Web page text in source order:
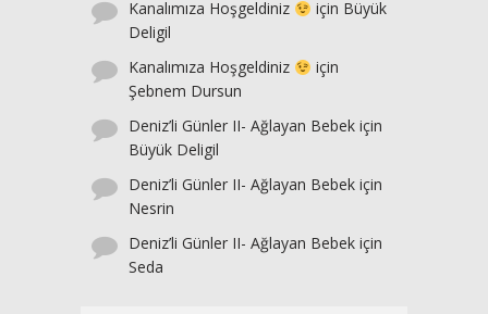
Kanalımıza Hoşgeldiniz için Büyük
Deligil
Kanalımıza Hoşgeldiniz
için
Şebnem Dursun
Deniz’li Günler II- Ağlayan Bebek için
Büyük Deligil
Deniz’li Günler II- Ağlayan Bebek için
Nesrin
Deniz’li Günler II- Ağlayan Bebek için
Seda